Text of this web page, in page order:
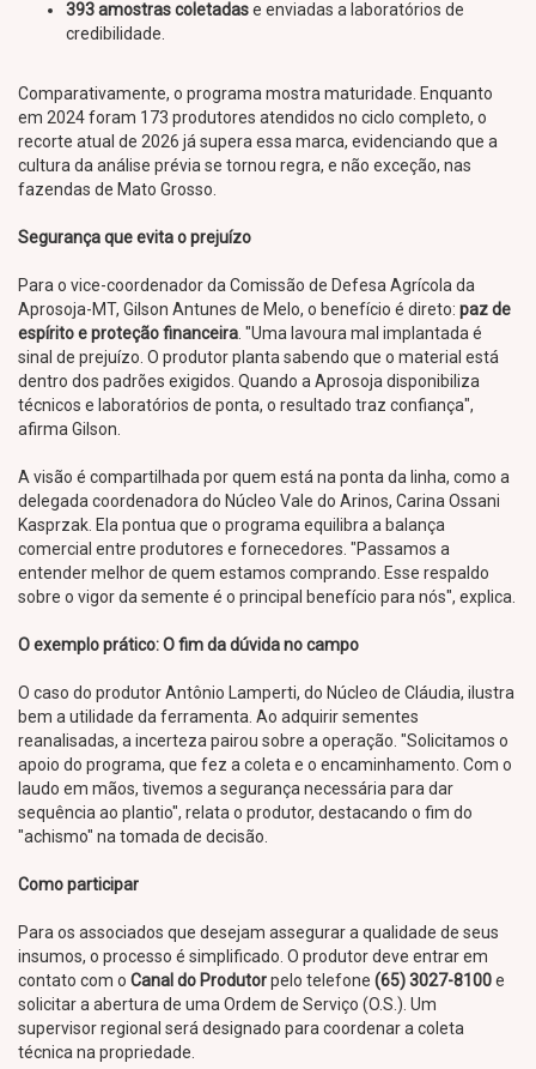
393 amostras coletadase enviadas a laboratórios de
credibilidade.
Comparativamente, o programa mostra maturidade. Enquanto
em 2024 foram 173 produtores atendidos no ciclo completo, o
recorte atual de 2026 já supera essa marca, evidenciando que a
cultura da análise prévia se tornou regra, e não exceção, nas
fazendas de Mato Grosso.
Segurança que evita o prejuízo
Para o vice-coordenador da Comissão de Defesa Agrícola da
Aprosoja-MT, Gilson Antunes de Melo, o benefício é direto: paz de
espírito e proteção financeira . "Uma lavoura mal implantada é
sinal de prejuízo. O produtor planta sabendo que o material está
dentro dos padrões exigidos. Quando a Aprosoja disponibiliza
técnicos e laboratórios de ponta, o resultado traz confiança",
afirma Gilson.
A visão é compartilhada por quem está na ponta da linha, como a
delegada coordenadora do Núcleo Vale do Arinos, Carina Ossani
Kasprzak. Ela pontua que o programa equilibra a balança
comercial entre produtores e fornecedores. "Passamos a
entender melhor de quem estamos comprando. Esse respaldo
sobre o vigor da semente é o principal benefício para nós", explica.
O exemplo prático: O fim da dúvida no campo
O caso do produtor Antônio Lamperti, do Núcleo de Cláudia, ilustra
bem a utilidade da ferramenta. Ao adquirir sementes
reanalisadas, a incerteza pairou sobre a operação. "Solicitamos o
apoio do programa, que fez a coleta e o encaminhamento. Com o
laudo em mãos, tivemos a segurança necessária para dar
sequência ao plantio", relata o produtor, destacando o fim do
"achismo" na tomada de decisão.
Como participar
Para os associados que desejam assegurar a qualidade de seus
insumos, o processo é simplificado. O produtor deve entrar em
contato com o Canal do Produtorpelo telefone (65) 3027-8100e
solicitar a abertura de uma Ordem de Serviço (O.S.). Um
supervisor regional será designado para coordenar a coleta
técnica na propriedade.